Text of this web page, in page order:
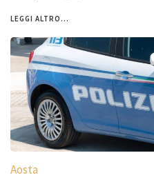
LEGGI ALTRO...
Aosta